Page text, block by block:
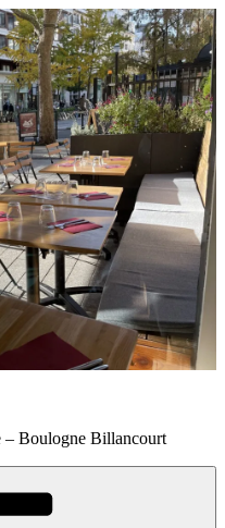
– Boulogne Billancourt